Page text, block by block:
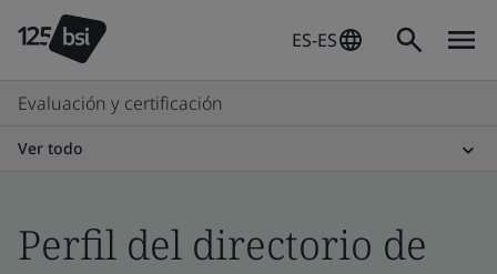
ES-ES
Evaluación y certificación
Ver todo
Perfil del directorio de